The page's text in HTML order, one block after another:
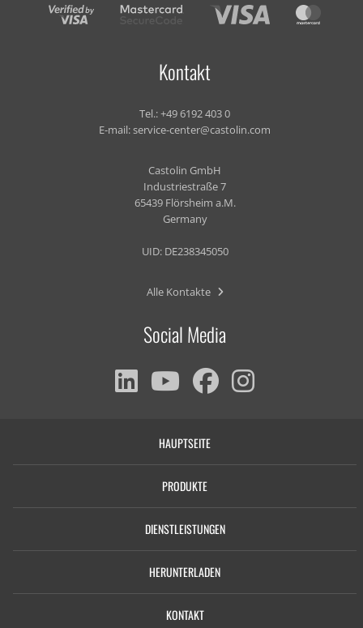
Kontakt
Tel.:+49 6192 403 0
E-mail:service-center@castolin.com
Castolin GmbH
Industriestraße 7
65439 Flörsheim a.M.
Germany
UID: DE238345050
Alle Kontakte
Social Media
HAUPTSEITE
PRODUKTE
DIENSTLEISTUNGEN
HERUNTERLADEN
KONTAKT